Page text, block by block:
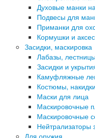
Духовые манки
Подвесы для
Приманки для
Кормушки и
Засидки, маскировка
Лабазы,
Засидки и
Камуфляжные
Костюмы,
Маски для лица
Маскировочные
Маскировочные
Нейтрализаторы